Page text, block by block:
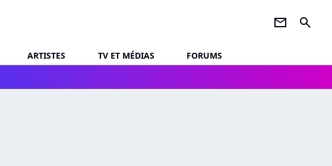
newsletter search
ARTISTES TV ET MÉDIAS
FORUMS